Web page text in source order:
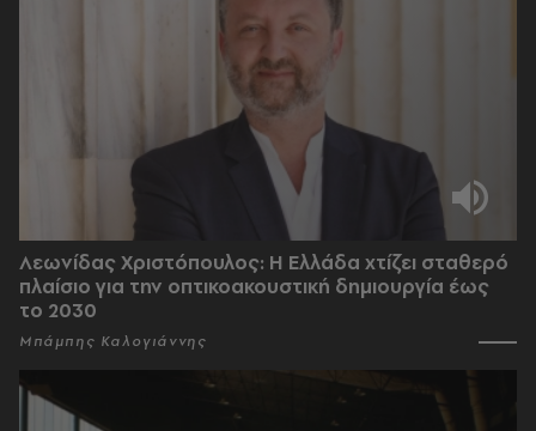
Λεωνίδας Χριστόπουλος: Η Ελλάδα χτίζει σταθερό
πλαίσιο για την οπτικοακουστική δημιουργία έως
το 2030
Μπάμπης Καλογιάννης